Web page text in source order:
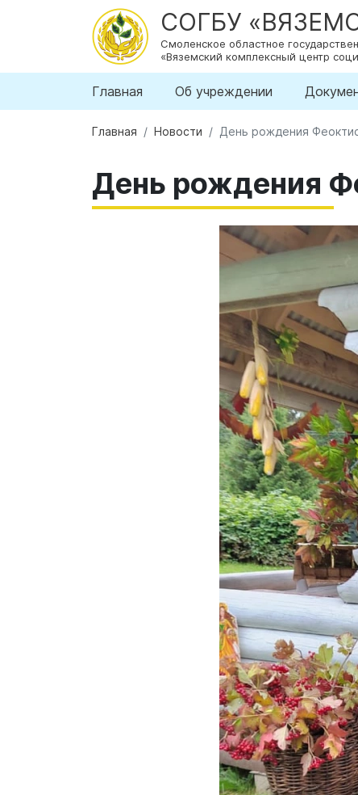
СОГБУ
Смоленское областное
«Вяземский комплексный центр
Главная Об учреждении
Главная Новости День рождения
День рождения